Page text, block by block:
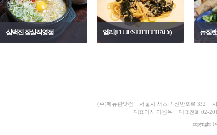
삼백집 잠실직영점 엘리(ELLIE'S LITTLE ITALY) 뉴질
(주)메뉴판닷컴 서울시 서초구 신반포로 332
대표이사 이원우
대표전화 02-
copyright (